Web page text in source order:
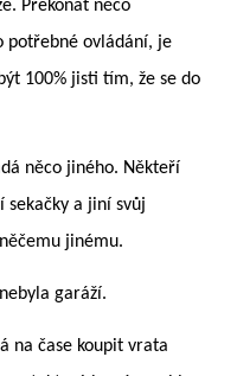
Překonat něco
potřebné ovládání, je
100% jisti tím, že se do
něco jiného. Někteří
a jiní svůj
jinému.
garáží.
na čase koupit vrata